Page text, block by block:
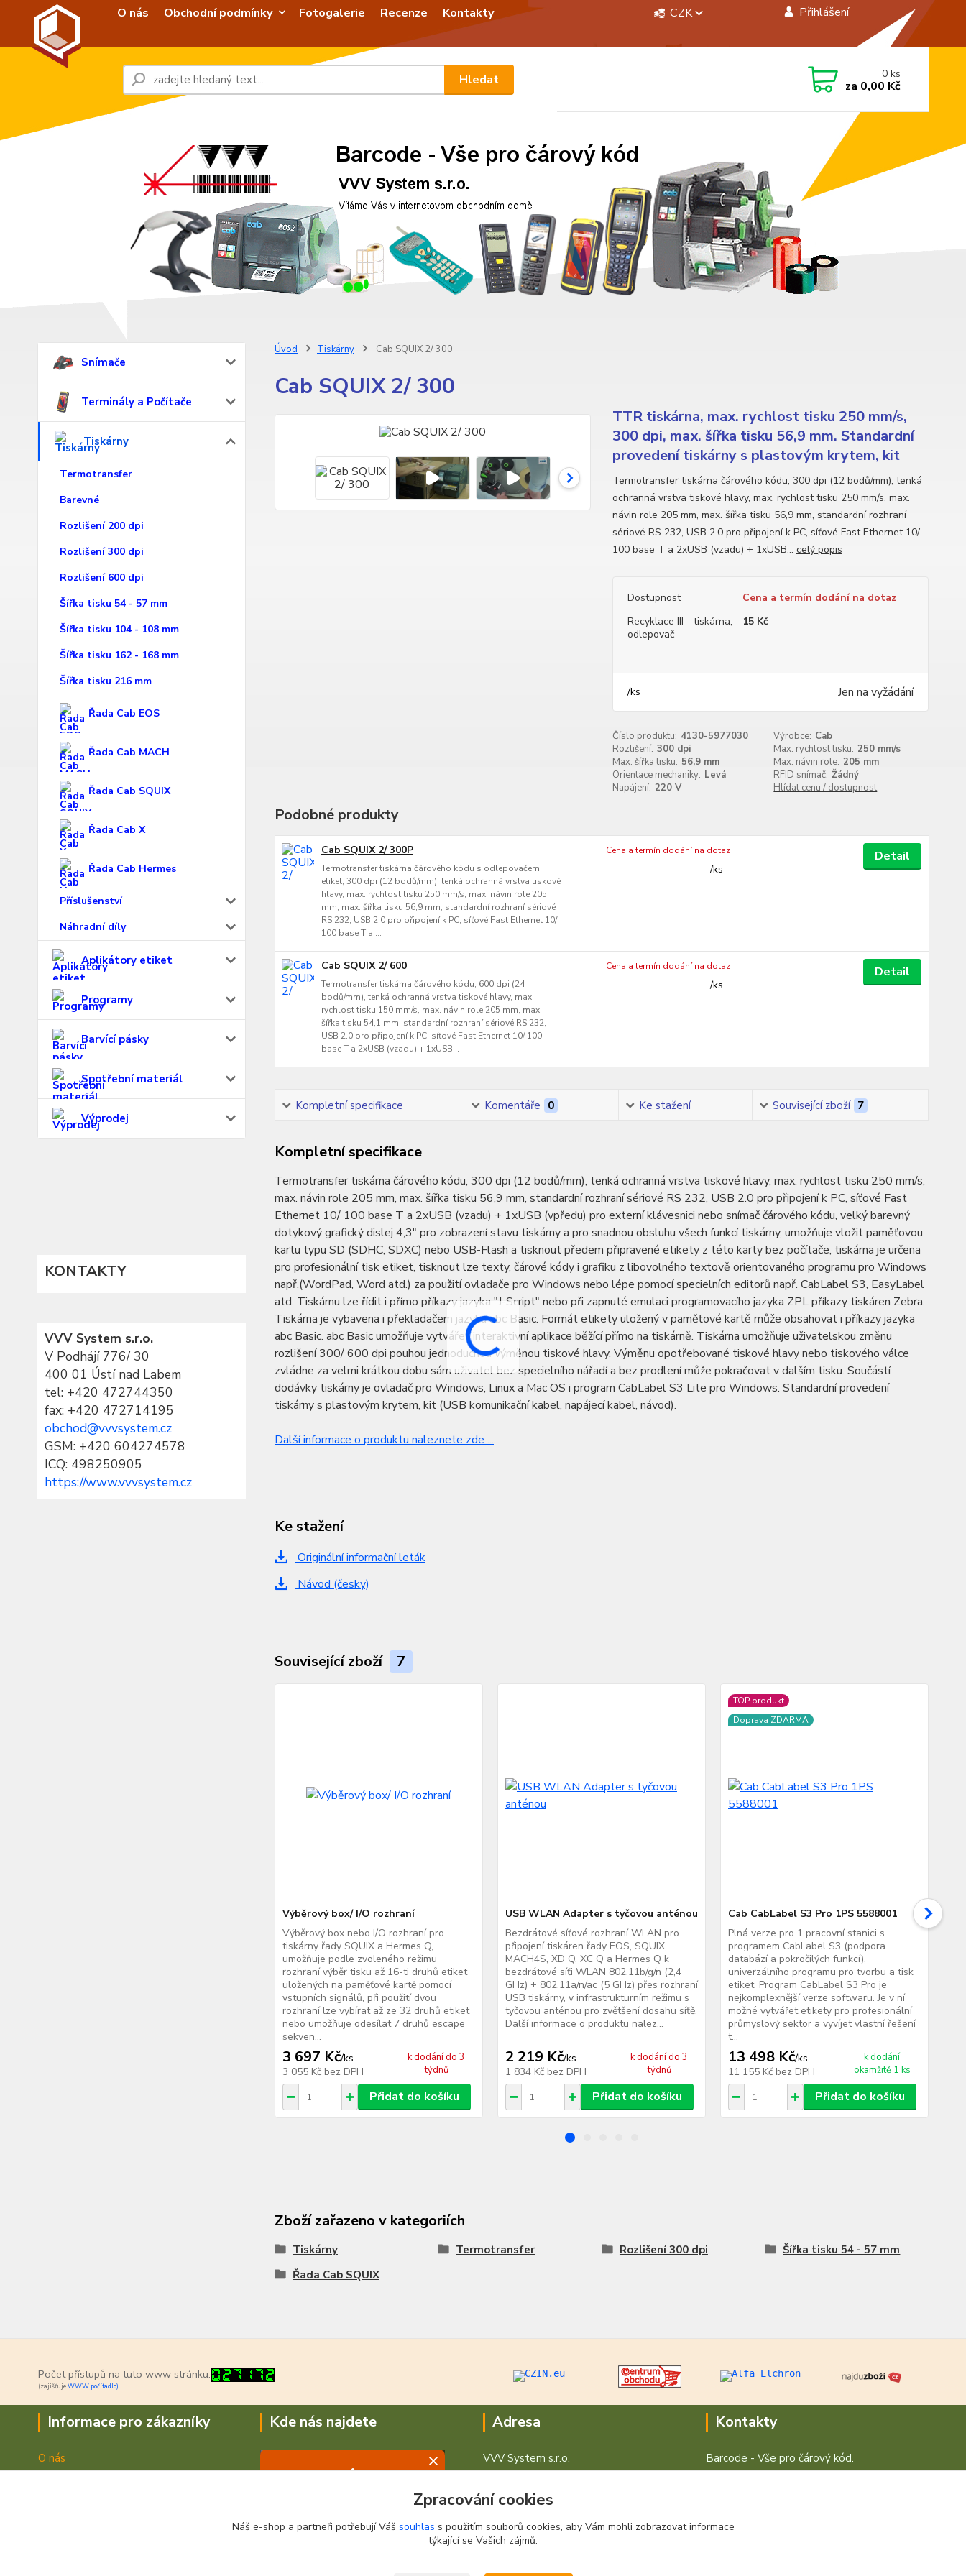
O nás Obchodní podmínky Fotogalerie Recenze Kontakty CZK Přihlášení
Hledat 0ks
za 0,00 Kč
Snímače
Terminály a Počítače
Tiskárny
Termotransfer
Barevné
Rozlišení 200 dpi
Rozlišení 300 dpi
Rozlišení 600 dpi
Šířka tisku 54 - 57 mm
Šířka tisku 104 - 108 mm
Šířka tisku 162 - 168 mm
Šířka tisku 216 mm
Řada Cab EOS
Řada Cab MACH
Řada Cab SQUIX
Řada Cab X
Řada Cab Hermes
Příslušenství
Náhradní díly
Aplikátory etiket
Programy
Barvící pásky
Spotřební materiál
Výprodej
KONTAKTY
VVV System s.r.o.
V Podhájí 776/ 30
400 01 Ústí nad Labem
tel: +420 472744350
fax: +420 472714195
obchod@vvvsystem.cz
GSM: +420 604274578
ICQ: 498250905
https://www.vvvsystem.cz
Úvod Tiskárny Cab SQUIX 2/ 300
Cab SQUIX 2/ 300
TTR tiskárna, max. rychlost tisku 250 mm/s,
300 dpi, max. šířka tisku 56,9 mm. Standardní
provedení tiskárny s plastovým krytem, kit
Termotransfer tiskárna čárového kódu, 300 dpi (12 bodů/mm), tenká
ochranná vrstva tiskové hlavy, max. rychlost tisku 250 mm/s, max.
návin role 205 mm, max. šířka tisku 56,9 mm, standardní rozhraní
sériové RS 232, USB 2.0 pro připojení k PC, síťové Fast Ethernet 10/
100 base T a 2xUSB (vzadu) + 1xUSB... celý popis
Dostupnost
Cena a termín dodání na dotaz
Recyklace III - tiskárna,
odlepovač
15 Kč
/ks Jen na vyžádání
Číslo produktu: 4130-5977030 Výrobce: Cab
Rozlišení: 300 dpi Max. rychlost tisku: 250 mm/s
Max. šířka tisku: 56,9 mm Max. návin role: 205 mm
Orientace mechaniky: Levá RFID snímač: Žádný
Napájení: 220 V Hlídat cenu / dostupnost
Podobné produkty
Cab SQUIX 2/ 300P
Termotransfer tiskárna čárového kódu s odlepovačem
etiket, 300 dpi (12 bodů/mm), tenká ochranná vrstva tiskové
hlavy, max. rychlost tisku 250 mm/s, max. návin role 205
mm, max. šířka tisku 56,9 mm, standardní rozhraní sériové
RS 232, USB 2.0 pro připojení k PC, síťové Fast Ethernet 10/
100 base T a ...
/ks
Cena a termín dodání na dotaz Detail
Cab SQUIX 2/ 600
Termotransfer tiskárna čárového kódu, 600 dpi (24
bodů/mm), tenká ochranná vrstva tiskové hlavy, max.
rychlost tisku 150 mm/s, max. návin role 205 mm, max.
šířka tisku 54,1 mm, standardní rozhraní sériové RS 232,
USB 2.0 pro připojení k PC, síťové Fast Ethernet 10/ 100
base T a 2xUSB (vzadu) + 1xUSB...
/ks
Cena a termín dodání na dotaz Detail
Kompletní specifikace Komentáře 0 Ke stažení Související zboží 7
Kompletní specifikace
Termotransfer tiskárna čárového kódu, 300 dpi (12 bodů/mm), tenká ochranná vrstva tiskové hlavy, max. rychlost tisku 250 mm/s,
max. návin role 205 mm, max. šířka tisku 56,9 mm, standardní rozhraní sériové RS 232, USB 2.0 pro připojení k PC, síťové Fast
Ethernet 10/ 100 base T a 2xUSB (vzadu) + 1xUSB (vpředu) pro externí klávesnici nebo snímač čárového kódu, velký barevný
dotykový grafický dislej 4,3" pro zobrazení stavu tiskárny a pro snadnou obsluhu všech funkcí tiskárny, umožňuje vložit paměťovou
kartu typu SD (SDHC, SDXC) nebo USB-Flash a tisknout předem připravené etikety z této karty bez počítače, tiskárna je určena
pro profesionální tisk etiket, tisknout lze texty, čárové kódy i grafiku z libovolného textově orientovaného programu pro Windows
např.(WordPad, Word atd.) za použití ovladače pro Windows nebo lépe pomocí specielních editorů např. CabLabel S3, EasyLabel
atd. Tiskárnu lze řídit i přímo příkazy jazyka "J-Script" nebo při zapnuté emulaci programovacího jazyka ZPL příkazy tiskáren Zebra.
Tiskárna je vybavena i překladačem jazyka abc Basic. Formát etikety uložený v paměťové kartě může obsahovat i příkazy jazyka
abc Basic. abc Basic umožňuje vytvářet interaktivní aplikace běžící přímo na tiskárně. Tiskárna umožňuje uživatelskou změnu
rozlišení 300/ 600 dpi pouhou jednoduchou výměnou tiskové hlavy. Výměnu opotřebované tiskové hlavy nebo tiskového válce
zvládne za velmi krátkou dobu sám uživatel bez specielního nářadí a bez prodlení může pokračovat v dalším tisku. Součástí
dodávky tiskárny je ovladač pro Windows, Linux a Mac OS i program CabLabel S3 Lite pro Windows. Standardní provedení
tiskárny s plastovým krytem, kit (USB komunikační kabel, napájecí kabel, návod).
Další informace o produktu naleznete zde ....
Ke stažení
Originální informační leták
Návod (česky)
Související zboží 7
Výběrový box/ I/O rozhraní
Výběrový box nebo I/O rozhraní pro
tiskárny řady SQUIX a Hermes Q,
umožňuje podle zvoleného režimu
rozhraní výběr tisku až 16-ti druhů etiket
uložených na paměťové kartě pomocí
vstupních signálů, při použití dvou
rozhraní lze vybírat až ze 32 druhů etiket
nebo umožňuje odesílat 7 druhů escape
sekven...
3 697 Kč/ks
3 055 Kč bez DPH
k dodání do 3
týdnů
Přidat do košíku
USB WLAN Adapter s tyčovou anténou
Bezdrátové síťové rozhraní WLAN pro
připojení tiskáren řady EOS, SQUIX,
MACH4S, XD Q, XC Q a Hermes Q k
bezdrátové síťi WLAN 802.11b/g/n (2,4
GHz) + 802.11a/n/ac (5 GHz) přes rozhraní
USB tiskárny, v infrastrukturním režimu s
tyčovou anténou pro zvětšení dosahu síťě.
Další informace o produktu nalez...
2 219 Kč/ks
1 834 Kč bez DPH
k dodání do 3
týdnů
Přidat do košíku
TOP produkt
Doprava ZDARMA
Cab CabLabel S3 Pro 1PS 5588001
Plná verze pro 1 pracovní stanici s
programem CabLabel S3 (podpora
databází a pokročilých funkcí),
univerzálního programu pro tvorbu a tisk
etiket. Program CabLabel S3 Pro je
nejkomplexnější verze softwaru. Je v ní
možné vytvářet etikety pro profesionální
průmyslový sektor a vyvíjet vlastní řešení
t...
13 498 Kč/ks
11 155 Kč bez DPH
k dodání
okamžitě 1 ks
Přidat do košíku
Zboží zařazeno v kategoriích
Tiskárny Termotransfer Rozlišení 300 dpi
Šířka tisku 54 - 57 mm
Řada Cab SQUIX
Počet přístupů na tuto www stránku:
(zajišťujeWWW počítadlo)
Informace pro zákazníky
O nás
Jak nakupovat
Kde nás najdete Adresa
VVV System s.r.o.
V Podhájí 776/ 30
400 01 Ústí nad Labem
Kontakty
Barcode - Vše pro čárový kód.
Zpracování cookies
Náš e-shop a partneři potřebují Váš souhlas s použitím souborů cookies, aby Vám mohli zobrazovat informace
týkající se Vašich zájmů.